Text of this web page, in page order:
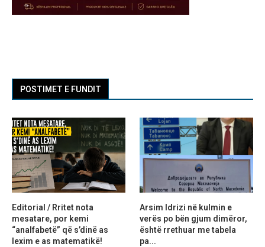
POSTIMET E FUNDIT
Editorial / Rritet nota
mesatare, por kemi
“analfabetë” që s’dinë as
lexim e as matematikë!
Arsim Idrizi në kulmin e
verës po bën gjum dimëror,
është rrethuar me tabela
pa...